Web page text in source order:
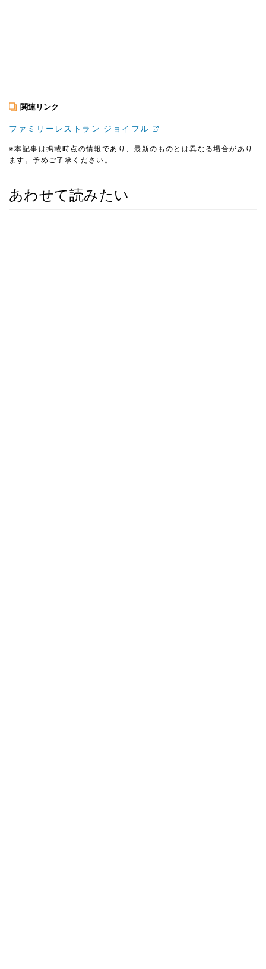
関連リンク
ファミリーレストラン ジョイフル
※本記事は掲載時点の情報であり、最新のものとは異なる場合があり
ます。予めご了承ください。
あわせて読みたい